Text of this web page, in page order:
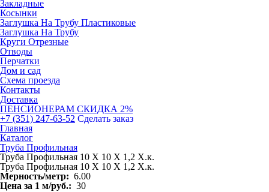
Закладные
Косынки
Заглушка На Трубу Пластиковые
Заглушка На Трубу
Круги Отрезные
Отводы
Перчатки
Дом и сад
Схема проезда
Контакты
Доставка
ПЕНСИОНЕРАМ СКИДКА 2%
+7 (351) 247-63-52 Сделать заказ
Главная
Каталог
Труба Профильная
Труба Профильная 10 Х 10 Х 1,2 Х.к.
Труба Профильная 10 Х 10 Х 1,2 Х.к.
Мерность/метр: 6.00
Цена за 1 м/руб.: 30